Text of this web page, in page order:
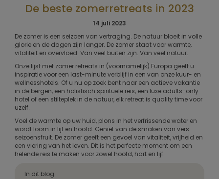
De beste zomerretreats in 2023
14 juli 2023
De zomer is een seizoen van vertraging. De natuur bloeit in volle
glorie en de dagen zijn langer. De zomer staat voor warmte,
vitaliteit en overvloed. Van veel buiten zijn. Van veel natuur.
Onze lijst met zomer retreats in (voornamelijk) Europa geeft u
inspiratie voor een last-minute verblijf in een van onze kuur- en
wellnesshotels. Of u nu op zoek bent naar een actieve vakantie
in de bergen, een holistisch spirituele reis, een luxe adults-only
hotel of een stilteplek in de natuur, elk retreat is quality time voor
uzelf.
Voel de warmte op uw huid, plons in het verfrissende water en
wordt loom in lijf en hoofd. Geniet van de smaken van vers
seizoensfruit. De zomer geeft een gevoel van vitaliteit, vrijheid en
een viering van het leven. Dit is het perfecte moment om een
helende reis te maken voor zowel hoofd, hart en lijf.
In dit blog: